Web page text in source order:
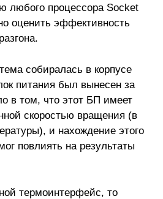
любого процессора Socket
оценить эффективность
собиралась в корпусе
питания был вынесен за
в том, что этот БП имеет
скоростью вращения (в
и нахождение этого
повлиять на результаты
термоинтерфейс, то